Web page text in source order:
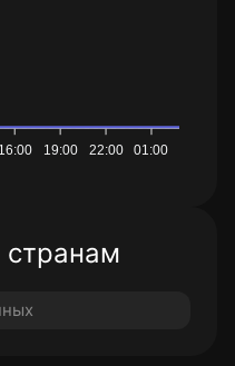
16:00 19:00 22:00 01:00